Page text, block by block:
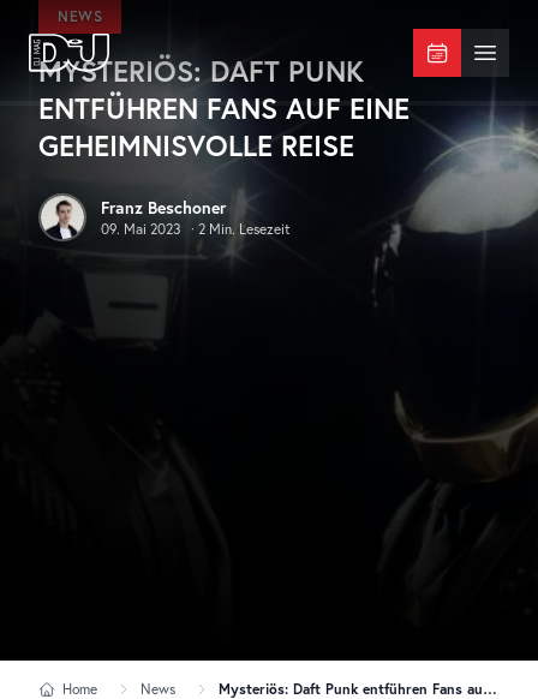
Zum Hauptinhalt springen
DJ Mag Germany Menü
NEWS
MYSTERIÖS: DAFT PUNK
ENTFÜHREN FANS AUF EINE
GEHEIMNISVOLLE REISE
Franz Beschoner
09. Mai 2023 · 2 Min. Lesezeit
Home News Mysteriös: Daft Punk entführen Fans auf eine geheimnisvolle Reise